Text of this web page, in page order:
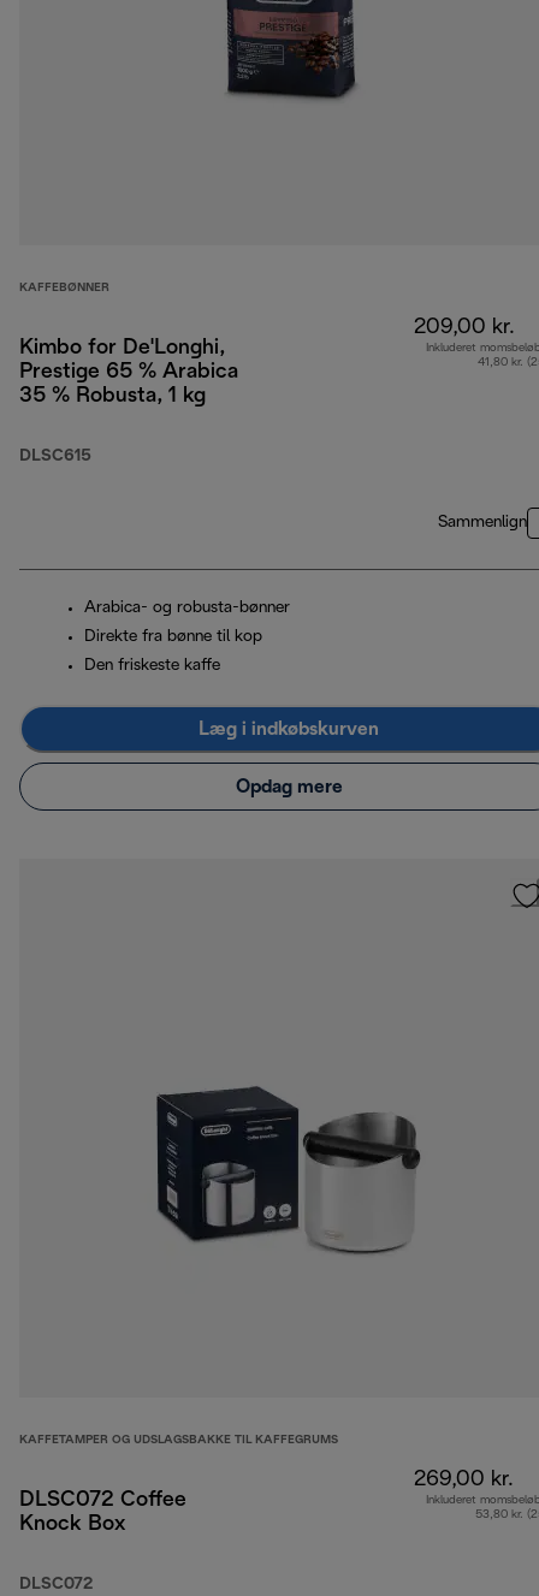
KAFFEBØNNER
Kimbo for De'Longhi,
Prestige 65 % Arabica
35 % Robusta, 1 kg
DLSC615
209,00 kr.
Inkluderet
41,80 kr.
Sammenlign
Arabica- og robusta-bønner
Direkte fra bønne til kop
Den friskeste kaffe
Læg i indkøbskurven
Opdag mere
KAFFETAMPER OG UDSLAGSBAKKE TIL KAFFEGRUMS
DLSC072 Coffee
Knock Box
DLSC072
269,00 kr.
Inkluderet
53,80 kr.